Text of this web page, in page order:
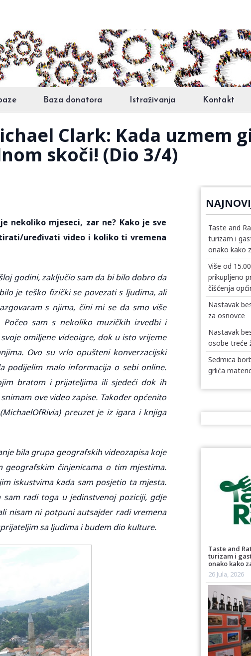
Baza donatora Istraživanja Kontakt
Clark: Kada uzmem
skoči! (Dio 3/4)
nekoliko mjeseci, zar ne? Kako je sve
uređivati video i koliko ti vremena
godini, zaključio sam da bi bilo dobro da
je teško fizički se povezati s ljudima, ali
s njima, čini mi se da smo više
sam s nekoliko muzičkih izvedbi i
omiljene videoigre, dok u isto vrijeme
Ovo su vrlo opušteni konverzacijski
podijelim malo informacija o sebi online.
bratom i prijateljima ili sjedeći dok ih
ove video zapise. Također općenito
preuzet je iz igara i knjiga
bila grupa geografskih videozapisa koje
činjenicama o tim mjestima.
iskustvima kada sam posjetio ta mjesta.
radi toga u jedinstvenoj poziciji, gdje
nisam ni potpuni autsajder radi vremena
sa ljudima i budem dio kulture.
Taste and
turizam i
onako kako
Više od
prikupljeno
čišćenja
Nastavak
za osnovce
Nastavak
osobe treće
Sedmica
grlića
Taste and
turizam i
onako kako
26 Jula, 2026